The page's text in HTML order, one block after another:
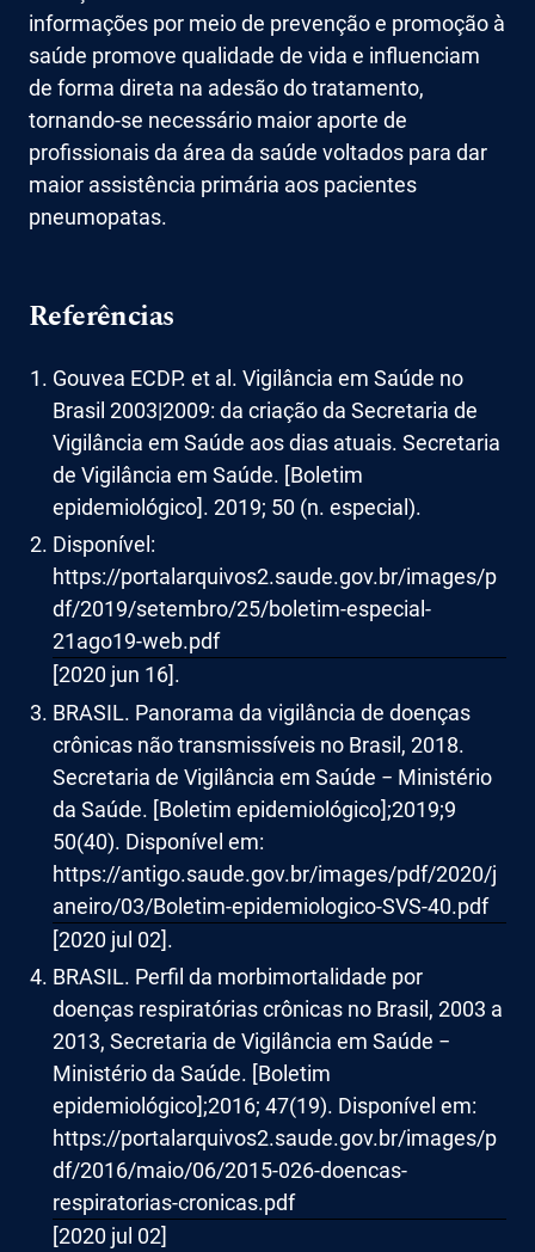
informações por meio de prevenção e promoção à
saúde promove qualidade de vida e influenciam
de forma direta na adesão do tratamento,
tornando-se necessário maior aporte de
profissionais da área da saúde voltados para dar
maior assistência primária aos pacientes
pneumopatas.
Referências
Gouvea ECDP. et al. Vigilância em Saúde no
Brasil 2003|2009: da criação da Secretaria de
Vigilância em Saúde aos dias atuais. Secretaria
de Vigilância em Saúde. [Boletim
epidemiológico]. 2019; 50 (n. especial).
Disponível:
https://portalarquivos2.saude.gov.br/images/p
df/2019/setembro/25/boletim-especial-
21ago19-web.pdf
[2020 jun 16].
BRASIL. Panorama da vigilância de doenças
crônicas não transmissíveis no Brasil, 2018.
Secretaria de Vigilância em Saúde − Ministério
da Saúde. [Boletim epidemiológico];2019;9
50(40). Disponível em:
https://antigo.saude.gov.br/images/pdf/2020/j
aneiro/03/Boletim-epidemiologico-SVS-40.pdf
[2020 jul 02].
BRASIL. Perfil da morbimortalidade por
doenças respiratórias crônicas no Brasil, 2003 a
2013, Secretaria de Vigilância em Saúde −
Ministério da Saúde. [Boletim
epidemiológico];2016; 47(19). Disponível em:
https://portalarquivos2.saude.gov.br/images/p
df/2016/maio/06/2015-026-doencas-
respiratorias-cronicas.pdf
[2020 jul 02]